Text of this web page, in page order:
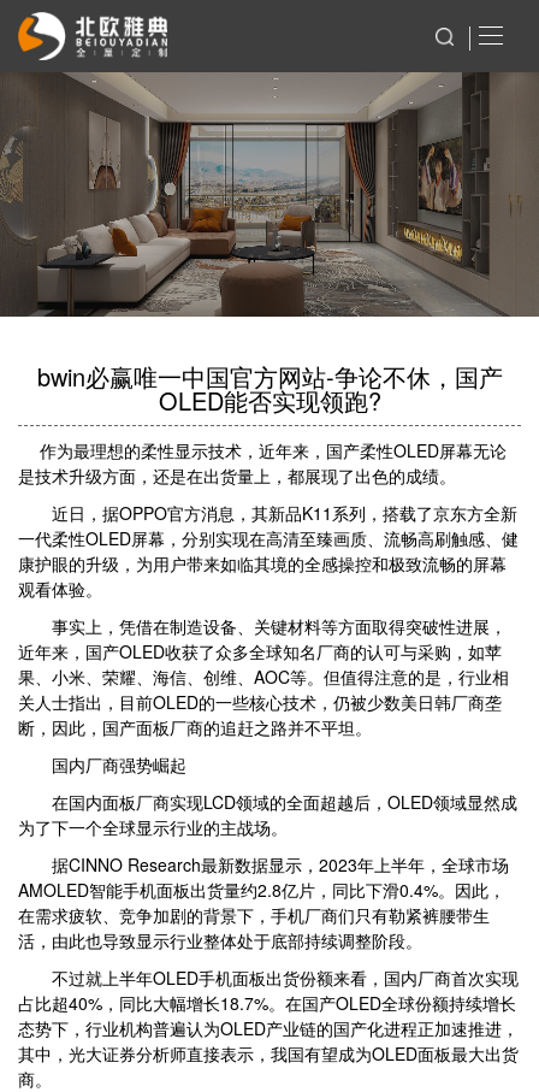
bwin必赢唯一中国官方网站-争论不休，国产
OLED能否实现领跑?
作为最理想的柔性显示技术，近年来，国产柔性OLED屏幕无论
是技术升级方面，还是在出货量上，都展现了出色的成绩。
近日，据OPPO官方消息，其新品K11系列，搭载了京东方全新
一代柔性OLED屏幕，分别实现在高清至臻画质、流畅高刷触感、健
康护眼的升级，为用户带来如临其境的全感操控和极致流畅的屏幕
观看体验。
事实上，凭借在制造设备、关键材料等方面取得突破性进展，
近年来，国产OLED收获了众多全球知名厂商的认可与采购，如苹
果、小米、荣耀、海信、创维、AOC等。但值得注意的是，行业相
关人士指出，目前OLED的一些核心技术，仍被少数美日韩厂商垄
断，因此，国产面板厂商的追赶之路并不平坦。
国内厂商强势崛起
在国内面板厂商实现LCD领域的全面超越后，OLED领域显然成
为了下一个全球显示行业的主战场。
据CINNO Research最新数据显示，2023年上半年，全球市场
AMOLED智能手机面板出货量约2.8亿片，同比下滑0.4%。因此，
在需求疲软、竞争加剧的背景下，手机厂商们只有勒紧裤腰带生
活，由此也导致显示行业整体处于底部持续调整阶段。
不过就上半年OLED手机面板出货份额来看，国内厂商首次实现
占比超40%，同比大幅增长18.7%。在国产OLED全球份额持续增长
态势下，行业机构普遍认为OLED产业链的国产化进程正加速推进，
其中，光大证券分析师直接表示，我国有望成为OLED面板最大出货
商。